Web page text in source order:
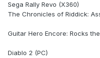
Sega Rally Revo (X360)
The Chronicles of Riddick:
Guitar Hero Encore: Rocks
Diablo 2 (PC)